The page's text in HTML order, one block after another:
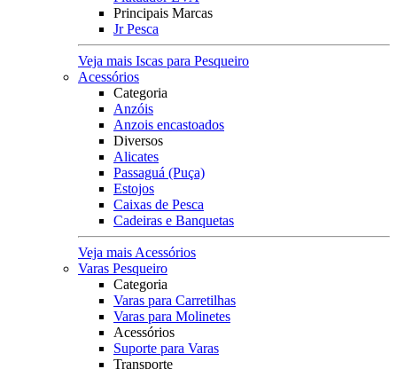
Principais Marcas
Jr Pesca
Veja mais Iscas para Pesqueiro
Acessórios
Categoria
Anzóis
Anzois encastoados
Diversos
Alicates
Passaguá (Puça)
Estojos
Caixas de Pesca
Cadeiras e Banquetas
Veja mais Acessórios
Varas Pesqueiro
Categoria
Varas para Carretilhas
Varas para Molinetes
Acessórios
Suporte para Varas
Transporte